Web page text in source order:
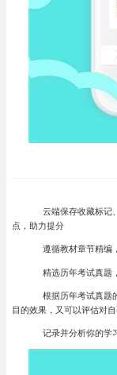
云端保存收藏标记
点，助力提分
遵循教材章节精编
精选历年考试真题
根据历年考试真题
目的效果，又可以评估对
记录并分析你的学